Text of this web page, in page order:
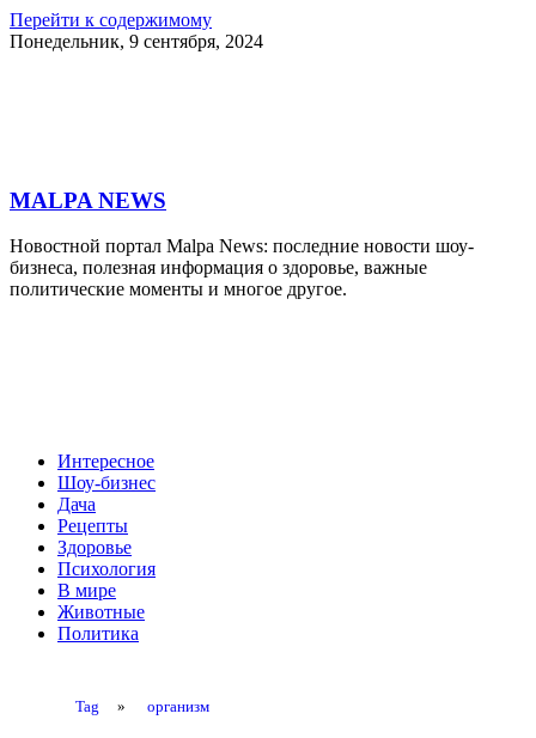
Перейти к содержимому
Понедельник, 9 сентября, 2024
MALPA NEWS
Новостной портал Malpa News: последние новости шоу-
бизнеса, полезная информация о здоровье, важные
политические моменты и многое другое.
Интересное
Шоу-бизнес
Дача
Рецепты
Здоровье
Психология
В мире
Животные
Политика
Tag » организм